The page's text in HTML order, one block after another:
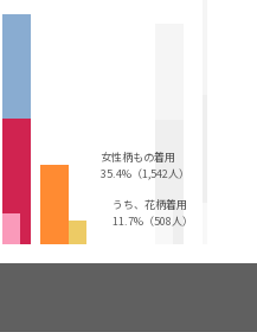
女性柄もの着用
35.4%（1,542人）
うち、花柄着用
11.7%（508人）